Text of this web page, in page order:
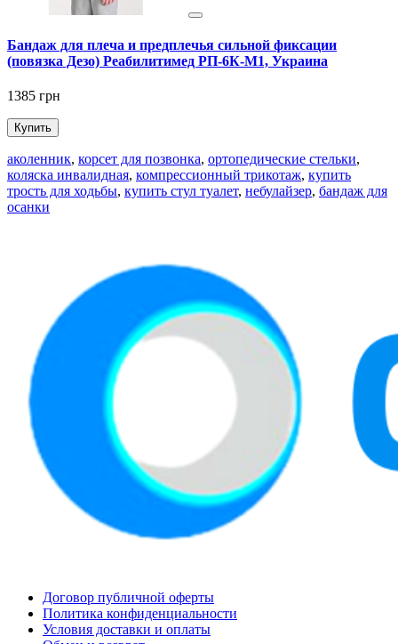
Бандаж для плеча и предплечья сильной фиксации
(повязка Дезо) Реабилитимед РП-6К-М1, Украина
1385 грн
Купить
аколенник, корсет для позвонка, ортопедические стельки,
коляска инвалидная, компрессионный трикотаж, купить
трость для ходьбы, купить стул туалет, небулайзер, бандаж для
осанки
Договор публичной оферты
Политика конфиденциальности
Условия доставки и оплаты